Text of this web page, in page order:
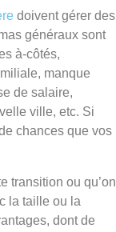
doivent gérer des
généraux sont
à-côtés,
manque
de salaire,
ville, etc. Si
chances que vos
transition ou qu’on
la taille ou la
dont de